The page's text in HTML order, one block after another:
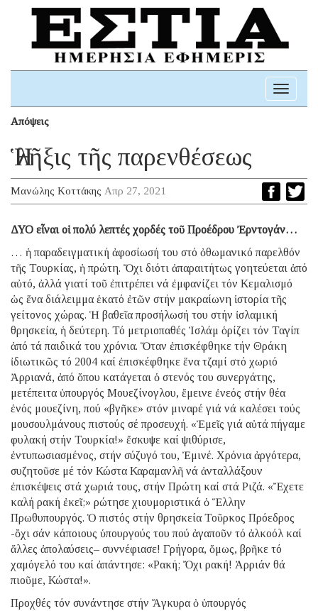
Toggle
Απόψεις
Ἡ λῆξις τῆς παρενθέσεως
Μανώλης Κοττάκης Απρ 27, 2021
ΔΥΟ εἶναι οἱ πολύ λεπτές χορδές τοῦ Προέδρου Ἐρντογάν…
… ἡ παραδειγματική ἀφοσίωσή του στό ὀθωμανικό παρελθόν
τῆς Τουρκίας, ἡ πρώτη. Ὄχι διότι ἀπαραιτήτως γοητεύεται ἀπό
αὐτό, ἀλλά γιατί τοῦ ἐπιτρέπει νά ἐμφανίζει τόν Κεμαλισμό
ὡς ἕνα διάλειμμα ἑκατό ἐτῶν στήν μακραίωνη ἱστορία τῆς
γείτονος χώρας. Ἡ βαθεῖα προσήλωσή του στήν ἰσλαμική
θρησκεία, ἡ δεύτερη. Τό μετριοπαθές Ἰσλάμ ὁρίζει τόν Ταγίπ
ἀπό τά παιδικά του χρόνια. Ὅταν ἐπισκέφθηκε τήν Θράκη
ἰδιωτικῶς τό 2004 καί ἐπισκέφθηκε ἕνα τζαμί στό χωριό
Ἀρριανά, ἀπό ὅπου κατάγεται ὁ στενός του συνεργάτης,
μετέπειτα ὑπουργός Μουεζίνογλου, ἔμεινε ἐνεός στήν θέα
ἑνός μουεζίνη, πού «βγῆκε» στόν μιναρέ γιά νά καλέσει τούς
μουσουλμάνους πιστούς σέ προσευχή. «Ἐμεῖς γιά αὐτά πήγαμε
φυλακή στήν Τουρκία!» ἔσκυψε καί ψιθύρισε,
ἐντυπωσιασμένος, στήν σύζυγό του, Ἐμινέ. Χρόνια ἀργότερα,
συζητοῦσε μέ τόν Κώστα Καραμανλῆ νά ἀνταλλάξουν
ἐπισκέψεις στά χωριά τους, στήν Πρώτη καί στά Ριζά. «Ἔχετε
καλή ρακή ἐκεῖ;» ρώτησε χιουμοριστικά ὁ Ἕλλην
Πρωθυπουργός. Ὁ πιστός στήν θρησκεία Τοῦρκος Πρόεδρος
-ὄχι σάν κάποιους ὑπουργούς του πού ἀγαποῦν τό ἀλκοόλ καί
ἄλλες ἀπολαύσεις– συννέφιασε! Γρήγορα, ὅμως, βρῆκε τό
χαμόγελό του καί ἀπάντησε: «Ρακή; Ὄχι ρακή! Ἀρριάν θά
πιοῦμε, Κώστα!».
Προχθές τόν συνάντησε στήν Ἄγκυρα ὁ ὑπουργός